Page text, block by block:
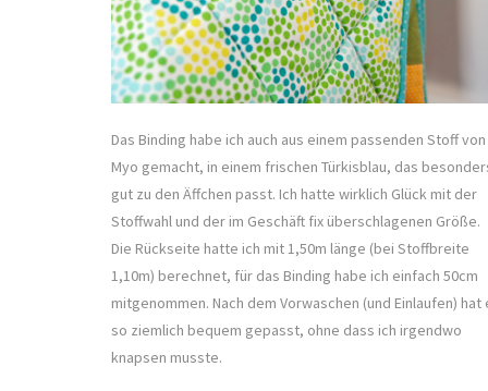
Das Binding habe ich auch aus einem passenden Stoff von
Myo gemacht, in einem frischen Türkisblau, das
gut zu den Äffchen passt. Ich hatte wirklich Glück mit der
Stoffwahl und der im Geschäft fix überschlagenen Größe.
Die Rückseite hatte ich mit 1,50m länge (bei Stoffbreite
1,10m) berechnet, für das Binding habe ich einfach 50cm
mitgenommen. Nach dem Vorwaschen (und Einlaufen) hat
so ziemlich bequem gepasst, ohne dass ich irgendwo
knapsen musste.